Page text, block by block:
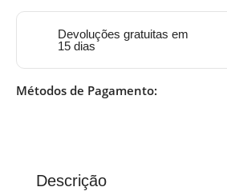
Devoluções gratuitas em
15 dias
Métodos de Pagamento:
Descrição